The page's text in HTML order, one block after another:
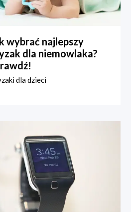
wybrać najlepszy
dla niemowlaka?
dla dzieci